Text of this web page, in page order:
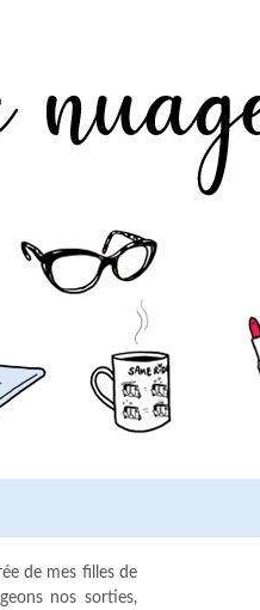
de mes filles de
nos sorties,